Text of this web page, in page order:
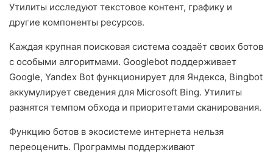
Утилиты исследуют текстовое контент, графику и
другие компоненты ресурсов.
Каждая крупная поисковая система создаёт своих ботов
с особыми алгоритмами. Googlebot поддерживает
Google, Yandex Bot функционирует для Яндекса, Bingbot
аккумулирует сведения для Microsoft Bing. Утилиты
разнятся темпом обхода и приоритетами сканирования.
Функцию ботов в экосистеме интернета нельзя
переоценить. Программы поддерживают